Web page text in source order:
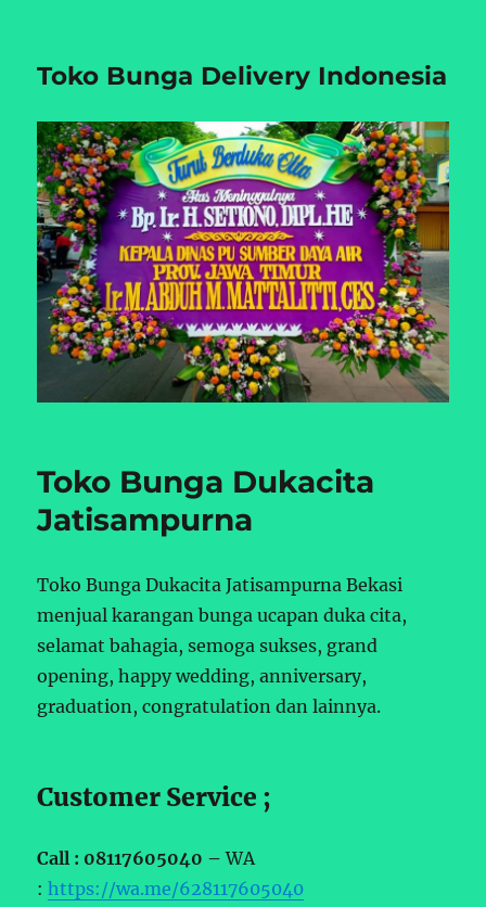
Toko Bunga Delivery Indonesia
Toko Bunga Dukacita
Jatisampurna
Toko Bunga Dukacita Jatisampurna Bekasi
menjual karangan bunga ucapan duka cita,
selamat bahagia, semoga sukses, grand
opening, happy wedding, anniversary,
graduation, congratulation dan lainnya.
Customer Service ;
Call : 08117605040 –WA
:https://wa.me/628117605040